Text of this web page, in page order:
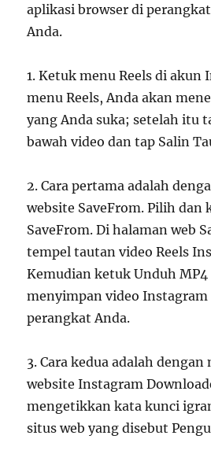
aplikasi browser di
Anda.
1. Ketuk menu Reels di akun
menu Reels, Anda akan
yang Anda suka; setelah itu
bawah video dan tap Salin
2. Cara pertama adalah
website SaveFrom. Pilih dan
SaveFrom. Di halaman web
tempel tautan video Reels
Kemudian ketuk Unduh
menyimpan video Instagram
perangkat Anda.
3. Cara kedua adalah
website Instagram
mengetikkan kata kunci
situs web yang disebut